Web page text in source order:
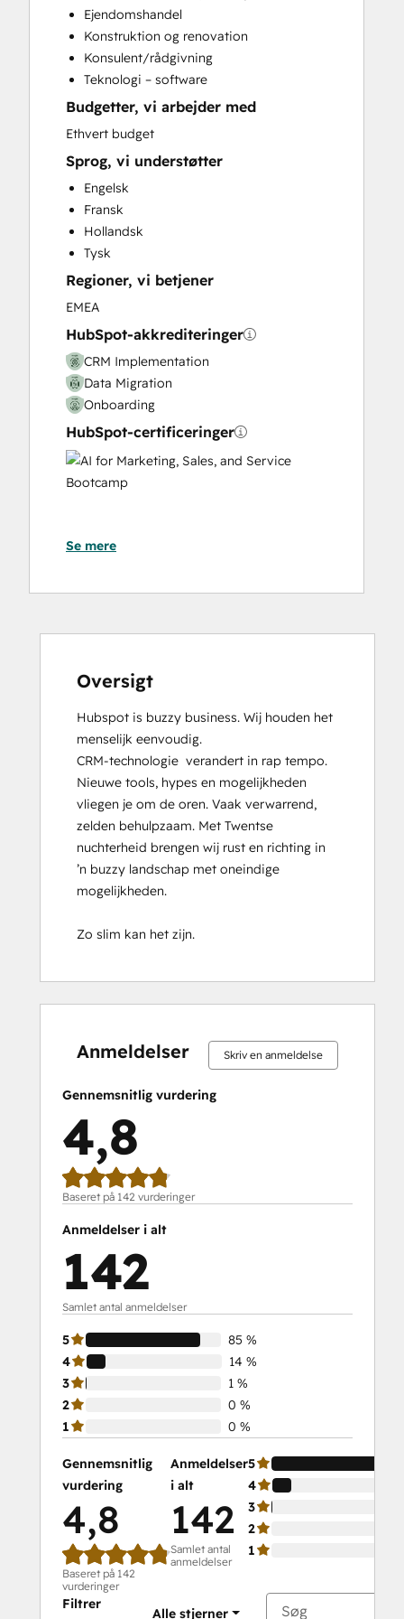
Customer Success Training
Customer Support Training
Customer Survey and Analysis
Email Marketing
Full Inbound Marketing Services
Help Desk Implementation
Paid Advertising
Programmable Automation
Sales and Marketing Alignment
Sales Coaching and Training
Sales Enablement
Website Design
Website Development
Ejendomshandel
Konstruktion og renovation
Konsulent/rådgivning
Teknologi – software
Budgetter, vi arbejder med
Ethvert budget
Sprog, vi understøtter
Engelsk
Fransk
Hollandsk
Tysk
Regioner, vi betjener
EMEA
HubSpot-akkrediteringer
CRM Implementation
Data Migration
Onboarding
HubSpot-certificeringer
Bootcamp
Content Marketing
Data Integrations Certification
Digital Advertising
Digital Marketing
Email Marketing Certification
Frictionless Sales
Guided Client Onboarding
HubSpot
for
HubSpot Marketing Hub Software
HubSpot Reporting
Certification
HubSpot Solutions Partner
Trainer
Certification
Inbound
Inbound Marketing Optimization
Inbound Sales
Integrating With HubSpot I: Foundations
Objectives-Based Onboarding
Revenue Operations
Sales Enablement
Sales Management Training: Strategies
for Developing a Successful Modern
Salesforce Integration Certification
SEO
SEO II
Social
Media
Se mere
Oversigt
Hubspot is buzzy business. Wij houden het
menselijk eenvoudig.
CRM-technologie  verandert in rap tempo.
Nieuwe tools, hypes en mogelijkheden
vliegen je om de oren. Vaak verwarrend,
zelden behulpzaam. Met Twentse
nuchterheid brengen wij rust en richting in
’n buzzy landschap met oneindige
mogelijkheden.
Zo slim kan het zijn.
Anmeldelser Skriv en anmeldelse
Gennemsnitlig vurdering
4,8
Baseret på 142 vurderinger
Anmeldelser i alt
142
Samlet antal anmeldelser
5
85 %
4
14 %
3
1 %
2
0 %
1
0 %
Gennemsnitlig
vurdering
4,8
Baseret på 142
vurderinger
Anmeldelser
i alt
142
Samlet antal
anmeldelser
5
4
3
2
1
Filtrer
Alle stjerner